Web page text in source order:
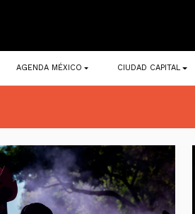
Navegación
principal
AGENDA MÉXICO CIUDAD CAPITAL